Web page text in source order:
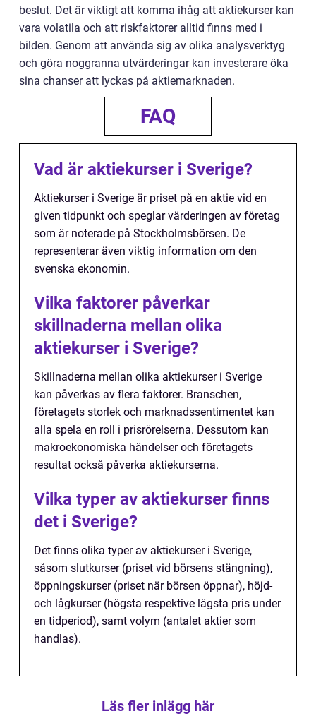
beslut. Det är viktigt att komma ihåg att aktiekurser kan
vara volatila och att riskfaktorer alltid finns med i
bilden. Genom att använda sig av olika analysverktyg
och göra noggranna utvärderingar kan investerare öka
sina chanser att lyckas på aktiemarknaden.
FAQ
Vad är aktiekurser i Sverige?
Aktiekurser i Sverige är priset på en aktie vid en
given tidpunkt och speglar värderingen av företag
som är noterade på Stockholmsbörsen. De
representerar även viktig information om den
svenska ekonomin.
Vilka faktorer påverkar
skillnaderna mellan olika
aktiekurser i Sverige?
Skillnaderna mellan olika aktiekurser i Sverige
kan påverkas av flera faktorer. Branschen,
företagets storlek och marknadssentimentet kan
alla spela en roll i prisrörelserna. Dessutom kan
makroekonomiska händelser och företagets
resultat också påverka aktiekurserna.
Vilka typer av aktiekurser finns
det i Sverige?
Det finns olika typer av aktiekurser i Sverige,
såsom slutkurser (priset vid börsens stängning),
öppningskurser (priset när börsen öppnar), höjd-
och lågkurser (högsta respektive lägsta pris under
en tidperiod), samt volym (antalet aktier som
handlas).
Läs fler inlägg här